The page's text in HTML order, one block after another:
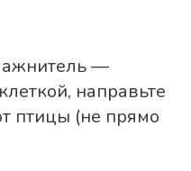
—
направьте
птицы (не прямо